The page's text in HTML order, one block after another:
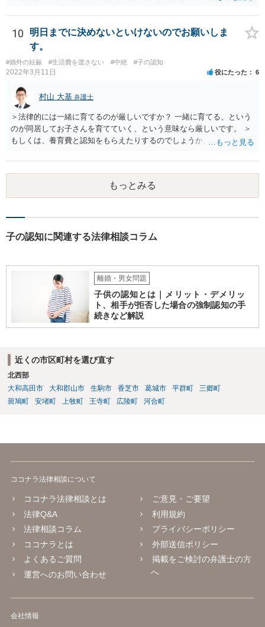
いのであれば、調停や訴訟をするしかないかと思います。
10
明日までに決めないといけないのでお願いしま
す。
#婚外の妊娠 #生活費を渡さない #中絶 #子の認知
2022年3月11日 役にたった 6
村山 大基 弁護士
＞法律的には一緒に育てるのが厳しいですか？ 一緒に育てる、という
のが同居してお子さんを育てていく、という意味なら厳しいです。 ＞
もしくは、養育費と認知をもらえたりするのでしょうか、 相手が認知
す。 また、認知されたことを前提に、父親として子を養う義務があり
ますので、 養育費を請求できます。 ただ、極端な話相手に収入がなか
ったり、行方不明だったりすると、実際上の回収が難しい可能性はあ
ります。
もっとみる
子の認知に関連する法律相談コラム
離婚・男女問題
子供の認知とは｜メリット・デメリッ
ト、相手が拒否した場合の強制認知の手
続きなど解説
近くの市区町村を選び直す
北西部
大和高田市
大和郡山市 生駒市 香芝市 葛城市 平群町
三郷町
斑鳩町
安堵町 上牧町 王寺町 広陵町 河合町
ココナラ法律相談について
ココナラ法律相談とは
法律Q&A
法律相談コラム
ココナラとは
よくあるご質問
運営へのお問い合わせ
ご意見・ご要望
利用規約
プライバシーポリシー
外部送信ポリシー
掲載をご検討の弁護士の方
へ
会社情報